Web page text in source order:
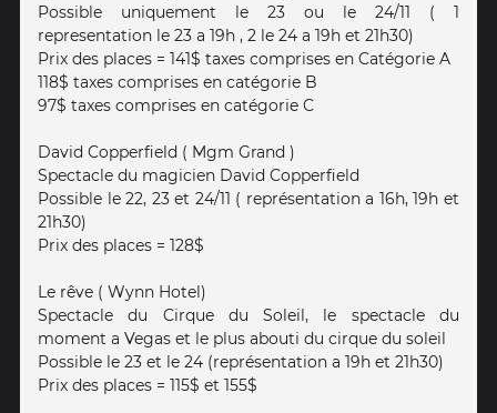
Possible uniquement le 23 ou le 24/11 ( 1
representation le 23 a 19h , 2 le 24 a 19h et 21h30)
Prix des places = 141$ taxes comprises en Catégorie A
118$ taxes comprises en catégorie B
97$ taxes comprises en catégorie C
David Copperfield ( Mgm Grand )
Spectacle du magicien David Copperfield
Possible le 22, 23 et 24/11 ( représentation a 16h, 19h et
21h30)
Prix des places = 128$
Le rêve ( Wynn Hotel)
Spectacle du Cirque du Soleil, le spectacle du
moment a Vegas et le plus abouti du cirque du soleil
Possible le 23 et le 24 (représentation a 19h et 21h30)
Prix des places = 115$ et 155$